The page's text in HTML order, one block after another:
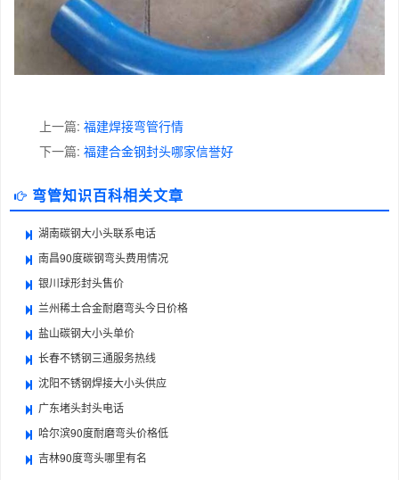
上一篇: 福建焊接弯管行情
下一篇: 福建合金钢封头哪家信誉好
弯管知识百科相关文章
湖南碳钢大小头联系电话
南昌90度碳钢弯头费用情况
银川球形封头售价
兰州稀土合金耐磨弯头今日价格
盐山碳钢大小头单价
长春不锈钢三通服务热线
沈阳不锈钢焊接大小头供应
广东堵头封头电话
哈尔滨90度耐磨弯头价格低
吉林90度弯头哪里有名